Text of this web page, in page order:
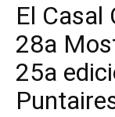
El Casal
28a
25a